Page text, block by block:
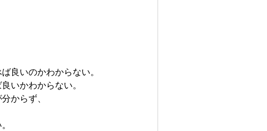
いのかわからない。
いかわからない。
からず、